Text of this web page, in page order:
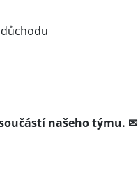
našeho týmu. ✉